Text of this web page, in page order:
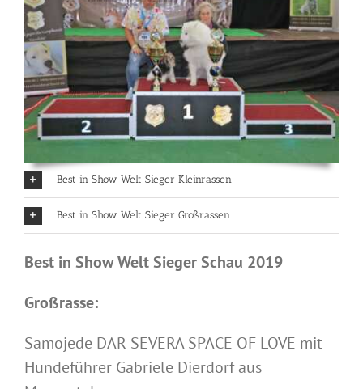
Best in Show Welt Sieger Kleinrassen
Best in Show Welt Sieger Großrassen
Best in Show Welt Sieger Schau 2019
Großrasse:
Samojede DAR SEVERA SPACE OF LOVE mit
Hundeführer Gabriele Dierdorf aus